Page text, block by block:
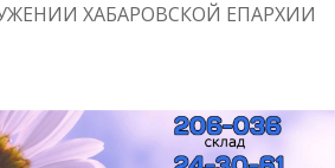
ХАБАРОВСКОЙ ЕПАРХИИ